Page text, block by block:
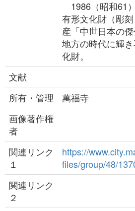
1986（昭和61
有形文化財（彫
産「中世日本の
地方の時代に輝
化財。
文献
所有・管理
萬福寺
画像著作権
者
関連リンク
１
https://
files/group/48/
関連リンク
２